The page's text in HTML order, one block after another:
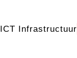
ICT Infrastructuur